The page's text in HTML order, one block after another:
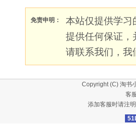
免责申明：
本站仅提供学习
提供任何保证，
请联系我们，我
Copyright (C) 淘书
客
添加客服时请注